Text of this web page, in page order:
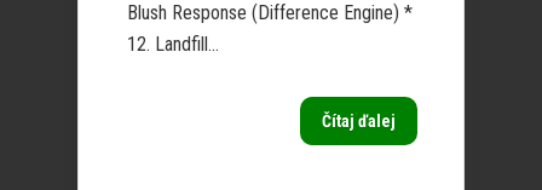
Blush Response (Difference Engine) *
12. Landfill...
Čítaj ďalej